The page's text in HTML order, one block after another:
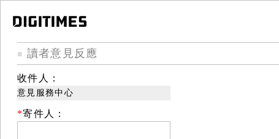
■ 讀者意見反應
收件人：
意見服務中心
*寄件人：